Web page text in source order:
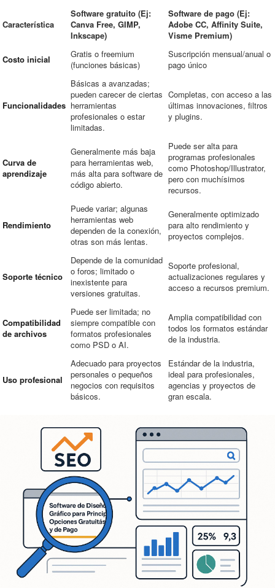
Característica
Software gratuito (Ej:
Canva Free, GIMP,
Inkscape)
Software de pago (Ej:
Adobe CC, Affinity Suite,
Visme Premium)
Costo inicial
Gratis o freemium
(funciones básicas)
Suscripción mensual/anual o
pago único
Funcionalidades
Básicas a avanzadas;
pueden carecer de ciertas
herramientas
profesionales o estar
limitadas.
Completas, con acceso a las
últimas innovaciones, filtros
y plugins.
Curva de
aprendizaje
Generalmente más baja
para herramientas web,
más alta para software de
código abierto.
Puede ser alta para
programas profesionales
como Photoshop/Illustrator,
pero con muchísimos
recursos.
Rendimiento
Puede variar; algunas
herramientas web
dependen de la conexión,
otras son más lentas.
Generalmente optimizado
para alto rendimiento y
proyectos complejos.
Soporte técnico
Depende de la comunidad
o foros; limitado o
inexistente para
versiones gratuitas.
Soporte profesional,
actualizaciones regulares y
acceso a recursos premium.
Compatibilidad
de archivos
Puede ser limitada; no
siempre compatible con
formatos profesionales
como PSD o AI.
Amplia compatibilidad con
todos los formatos estándar
de la industria.
Uso profesional
Adecuado para proyectos
personales o pequeños
negocios con requisitos
básicos.
Estándar de la industria,
ideal para profesionales,
agencias y proyectos de
gran escala.